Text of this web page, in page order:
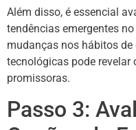
Além disso, é essencial
tendências emergentes
mudanças nos hábitos
tecnológicas pode revelar
promissoras.
Passo 3: